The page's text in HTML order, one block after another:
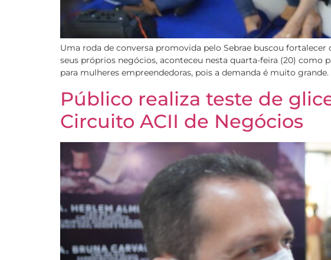
Uma roda de conversa promovida pelo Sebrae buscou
seus próprios negócios, aconteceu nesta quarta-feira (20) como
para mulheres empreendedoras, pois a demanda é muito grande.
Público realiza teste de
Circuito ACII de Negócios